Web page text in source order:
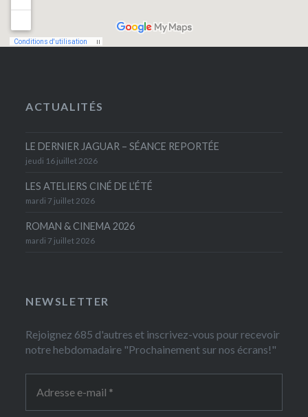
ACTUALITÉS
LE DERNIER JAGUAR – SÉANCE REPORTÉE
jeudi 16 juillet 2026
LES ATELIERS CINÉ DE L’ÉTÉ
mardi 7 juillet 2026
ROMAN & CINEMA 2026
mardi 7 juillet 2026
NEWSLETTER
Rejoignez 685 d'autres et inscrivez-vous pour recevoir
notre hebdomadaire "Prochainement sur nos écrans!"